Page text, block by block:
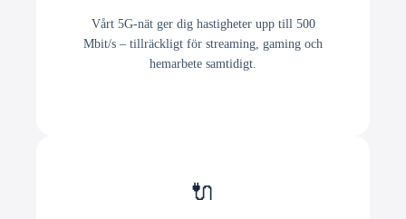
Vårt 5G-nät ger dig hastigheter upp till 500
Mbit/s – tillräckligt för streaming, gaming och
hemarbete samtidigt.
🔌